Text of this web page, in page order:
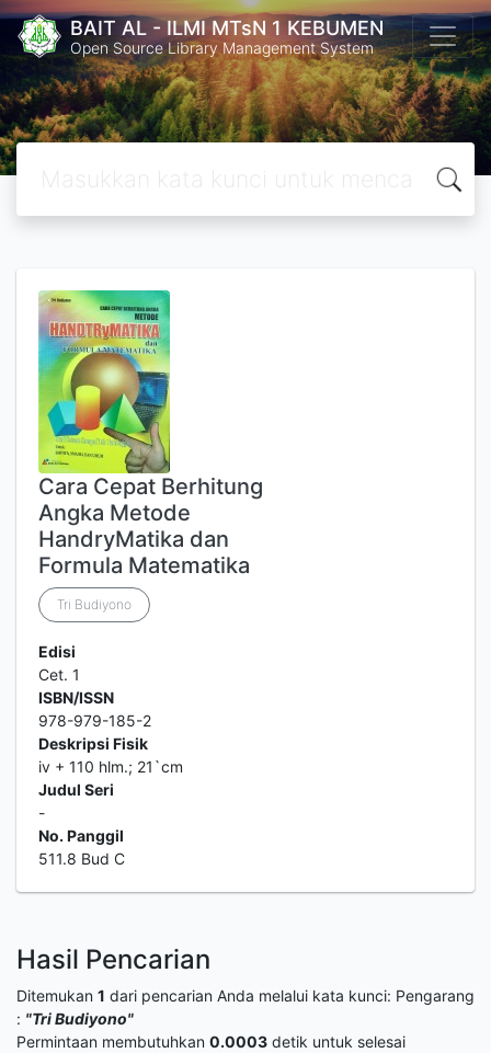
BAIT AL - ILMI MTsN 1 KEBUMEN
Open Source Library Management System
Cara Cepat Berhitung
Angka Metode
HandryMatika dan
Formula Matematika
Tri Budiyono
Edisi
Cet. 1
ISBN/ISSN
978-979-185-2
Deskripsi Fisik
iv + 110 hlm.; 21`cm
Judul Seri
-
No. Panggil
511.8 Bud C
Hasil Pencarian
Ditemukan 1 dari pencarian Anda melalui kata kunci: Pengarang
: "Tri Budiyono"
Permintaan membutuhkan 0.0003 detik untuk selesai